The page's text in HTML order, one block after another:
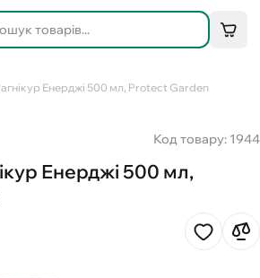
Енерджі 500 мл, Protect Garden
Код товару: 1944
Енерджі 500 мл,